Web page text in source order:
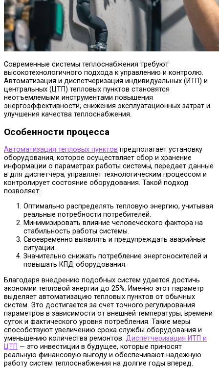
Современные системы теплоснабжения требуют
высокотехнологичного подхода к управлению и контролю.
Автоматизация и диспетчеризация индивидуальных (ИТП) и
центральных (ЦТП) тепловых пунктов становятся
неотъемлемыми инструментами повышения
энергоэффективности, снижения эксплуатационных затрат и
улучшения качества теплоснабжения.
Особенности процесса
Автоматизация тепловых пунктов предполагает установку
оборудования, которое осуществляет сбор и хранение
информации о параметрах работы системы, передает данные
в для диспетчера, управляет технологическим процессом и
контролирует состояние оборудования. Такой подход
позволяет:
Оптимально распределять тепловую энергию, учитывая
реальные потребности потребителей.
Минимизировать влияние человеческого фактора на
стабильность работы системы.
Своевременно выявлять и предупреждать аварийные
ситуации.
Значительно снижать потребление энергоносителей и
повышать КПД оборудования.
Благодаря внедрению подобных систем удается достичь
экономии тепловой энергии до 25%. Именно этот параметр
выделяет автоматизацию тепловых пунктов от обычных
систем. Это достигается за счет точного регулирования
параметров в зависимости от внешней температуры, времени
суток и фактического уровня потребления. Такие меры
способствуют увеличению срока службы оборудования и
уменьшению количества ремонтов. Диспетчеризация ИТП и
ЦТП — это инвестиции в будущее, которые приносят
реальную финансовую выгоду и обеспечивают надежную
работу систем теплоснабжения на долгие годы вперед.